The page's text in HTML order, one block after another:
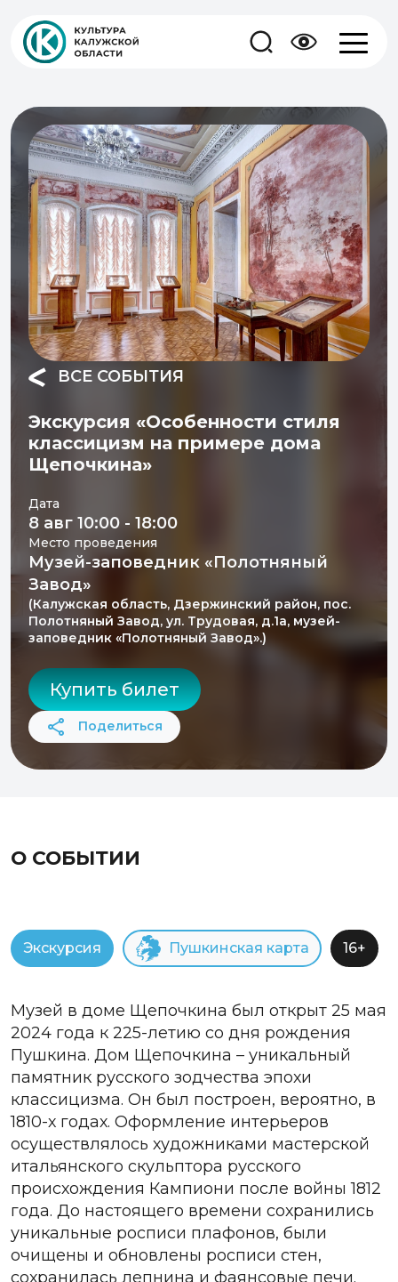
ВСЕ СОБЫТИЯ
Экскурсия «Особенности стиля
классицизм на примере дома
Щепочкина»
Дата
8 авг 10:00 - 18:00
Место проведения
Музей-заповедник «Полотняный
Завод»
(Калужская область, Дзержинский район, пос.
Полотняный Завод, ул. Трудовая, д.1а, музей-
заповедник «Полотняный Завод».)
Купить билет
Поделиться
О СОБЫТИИ
Экскурсия Пушкинская карта 16+
Музей в доме Щепочкина был открыт 25 мая
2024 года к 225-летию со дня рождения
Пушкина. Дом Щепочкина – уникальный
памятник русского зодчества эпохи
классицизма. Он был построен, вероятно, в
1810-х годах. Оформление интерьеров
осуществлялось художниками мастерской
итальянского скульптора русского
происхождения Кампиони после войны 1812
года. До настоящего времени сохранились
уникальные росписи плафонов, были
очищены и обновлены росписи стен,
сохранилась лепнина и фаянсовые печи.